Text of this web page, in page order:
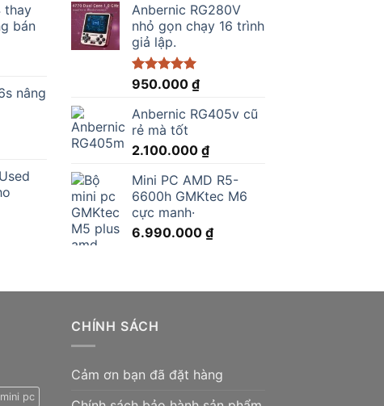
thay
bán
nâng
Anbernic RG280V
nhỏ gọn chạy 16 trình
giả lập.
Được xếp
5 sao
950.000 ₫
Anbernic RG405v cũ
rẻ mà tốt
2.100.000 ₫
Mini PC AMD R5-
6600h GMKtec M6
cực manh·
6.990.000 ₫
mini pc
CHÍNH SÁCH
Cảm ơn bạn đã đặt hàng